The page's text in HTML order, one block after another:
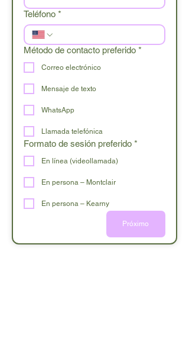
Teléfono *
Método de contacto preferido *
Correo electrónico
Mensaje de texto
WhatsApp
Llamada telefónica
Formato de sesión preferido *
En línea (videollamada)
En persona – Montclair
En persona – Kearny
Próximo